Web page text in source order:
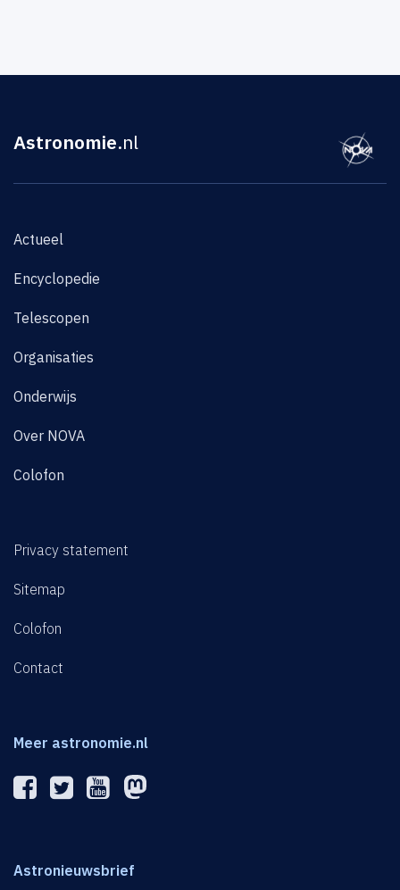
Astronomie.nl
Actueel
Encyclopedie
Telescopen
Organisaties
Onderwijs
Over NOVA
Colofon
Privacy statement
Sitemap
Colofon
Contact
Meer astronomie.nl
Astronieuwsbrief